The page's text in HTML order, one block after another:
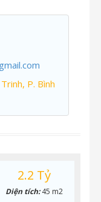
P. Bình
2.2 Tỷ
Diện tích:45 m2